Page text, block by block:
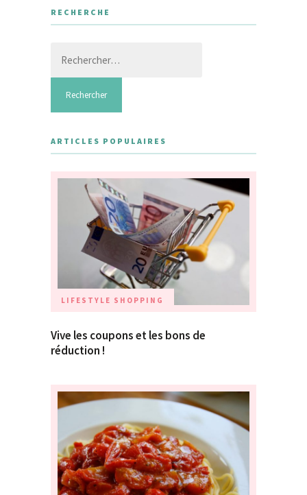
RECHERCHE
ARTICLES POPULAIRES
LIFESTYLE SHOPPING
Vive les coupons et les bons de
réduction !